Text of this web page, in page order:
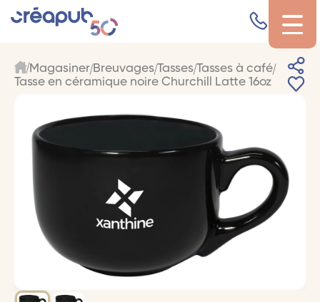
Magasiner Breuvages Tasses Tasses à café
Tasse en céramique noire Churchill Latte 16oz